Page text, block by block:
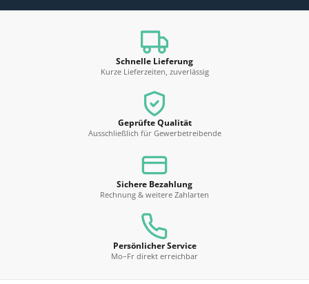
Schnelle Lieferung
Kurze Lieferzeiten, zuverlässig
Geprüfte Qualität
Ausschließlich für Gewerbetreibende
Sichere Bezahlung
Rechnung & weitere Zahlarten
Persönlicher Service
Mo–Fr direkt erreichbar